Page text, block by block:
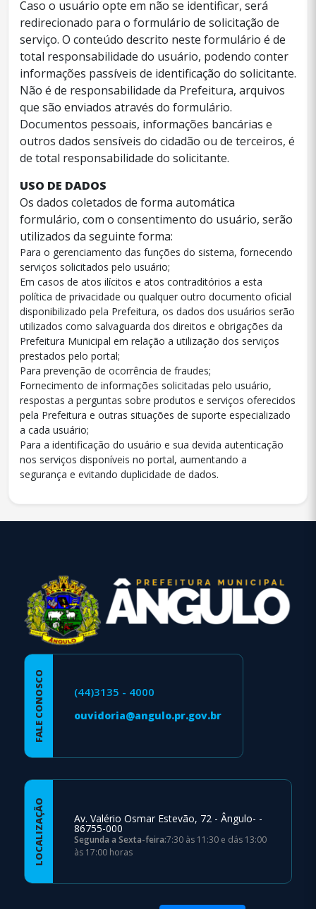
Caso o usuário opte em não se identificar, será
redirecionado para o formulário de solicitação de
serviço. O conteúdo descrito neste formulário é de
total responsabilidade do usuário, podendo conter
informações passíveis de identificação do solicitante.
Não é de responsabilidade da Prefeitura, arquivos
que são enviados através do formulário.
Documentos pessoais, informações bancárias e
outros dados sensíveis do cidadão ou de terceiros, é
de total responsabilidade do solicitante.
USO DE DADOS
Os dados coletados de forma automática
formulário, com o consentimento do usuário, serão
utilizados da seguinte forma:
Para o gerenciamento das funções do sistema, fornecendo
serviços solicitados pelo usuário;
Em casos de atos ilícitos e atos contraditórios a esta
política de privacidade ou qualquer outro documento oficial
disponibilizado pela Prefeitura, os dados dos usuários serão
utilizados como salvaguarda dos direitos e obrigações da
Prefeitura Municipal em relação a utilização dos serviços
prestados pelo portal;
Para prevenção de ocorrência de fraudes;
Fornecimento de informações solicitadas pelo usuário,
respostas a perguntas sobre produtos e serviços oferecidos
pela Prefeitura e outras situações de suporte especializado
a cada usuário;
Para a identificação do usuário e sua devida autenticação
nos serviços disponíveis no portal, aumentando a
segurança e evitando duplicidade de dados.
FALE CONOSCO (44)3135 - 4000
ouvidoria@angulo.pr.gov.br
LOCALIZAÇÃO Av. Valério Osmar Estevão, 72 - Ângulo- -
86755-000
Segunda a Sexta-feira:7:30 às 11:30 e dás 13:00
às 17:00 horas